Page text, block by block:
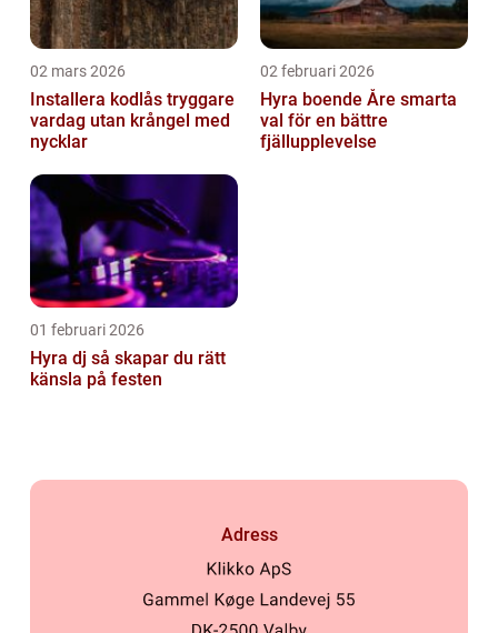
02 mars 2026
Installera kodlås tryggare
vardag utan krångel med
nycklar
02 februari 2026
Hyra boende Åre smarta
val för en bättre
fjällupplevelse
01 februari 2026
Hyra dj så skapar du rätt
känsla på festen
Adress